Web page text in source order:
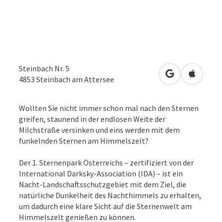
Steinbach Nr. 5
4853 Steinbach am Attersee in Google
in
Wollten Sie nicht immer schon mal nach den Sternen
greifen, staunend in der endlosen Weite der
Milchstraße versinken und eins werden mit dem
funkelnden Sternen am Himmelszelt?
Der 1. Sternenpark Österreichs – zertifiziert von der
International Darksky-Association (IDA) – ist ein
Nacht-Landschaftsschutzgebiet mit dem Ziel, die
natürliche Dunkelheit des Nachthimmels zu erhalten,
um dadurch eine klare Sicht auf die Sternenwelt am
Himmelszelt genießen zu können.